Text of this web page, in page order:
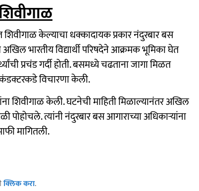
शिवीगाळ केल्याचा धक्कादायक प्रकार नंदुरबार बस
भारतीय विद्यार्थी परिषदेने आक्रमक भूमिका घेत
प्रचंड गर्दी होती. बसमध्ये चढताना जागा मिळत
कंडक्टरकडे विचारणा केली.
शिवीगाळ केली. घटनेची माहिती मिळाल्यानंतर अखिल
पोहोचले. त्यांनी नंदुरबार बस आगाराच्या अधिकाऱ्यांना
मागितली.
क्लिक करा.